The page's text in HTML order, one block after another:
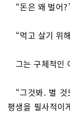
“돈은 왜 벌어
“먹고 살기
그는 구체적인
“그것봐. 별
평생을 필사적이